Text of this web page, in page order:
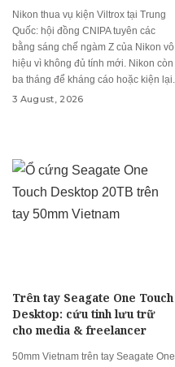
Nikon thua vụ kiện Viltrox tại Trung
Quốc: hội đồng CNIPA tuyên các
bằng sáng chế ngàm Z của Nikon vô
hiệu vì không đủ tính mới. Nikon còn
ba tháng để kháng cáo hoặc kiện lại.
3 August, 2026
Trên tay Seagate One Touch
Desktop: cứu tinh lưu trữ
cho media & freelancer
50mm Vietnam trên tay Seagate One